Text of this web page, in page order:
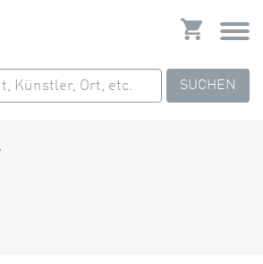
SUCHEN